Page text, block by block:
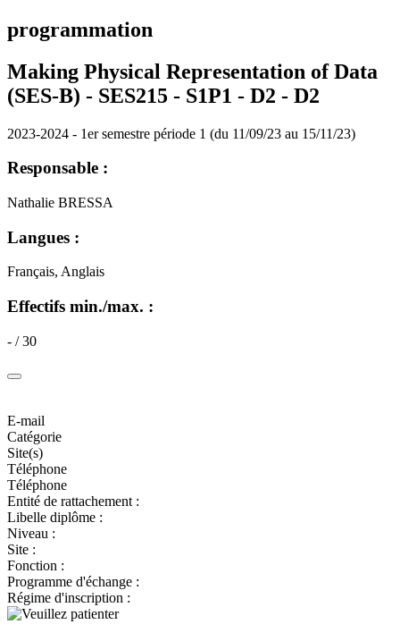
programmation
Making Physical Representation of Data
(SES-B) - SES215 - S1P1 - D2 - D2
2023-2024 - 1er semestre période 1 (du 11/09/23 au 15/11/23)
Responsable :
Nathalie BRESSA
Langues :
Français, Anglais
Effectifs min./max. :
- / 30
E-mail
Catégorie
Site(s)
Téléphone
Téléphone
Entité de rattachement :
Libelle diplôme :
Niveau :
Site :
Fonction :
Programme d'échange :
Régime d'inscription :